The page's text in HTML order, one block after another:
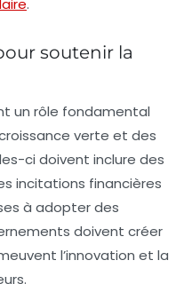
.
soutenir la
un rôle fondamental
verte et des
ci doivent inclure des
incitations financières
à adopter des
doivent créer
l’innovation et la